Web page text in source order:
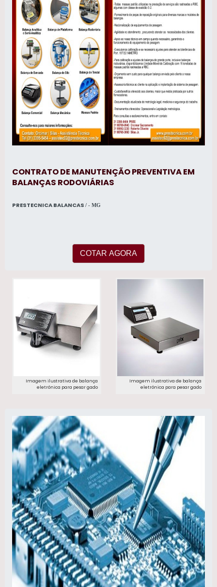
CONTRATO DE MANUTENÇÃO PREVENTIVA EM
BALANÇAS RODOVIÁRIAS
PRESTECNICA BALANCAS / - MG
COTAR AGORA
Imagem ilustrativa de balança
eletrônica para pesar gado
Imagem ilustrativa de balança
eletrônica para pesar gado